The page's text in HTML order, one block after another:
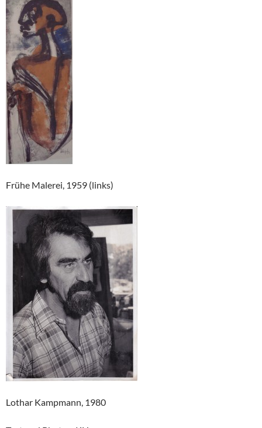
Frühe Malerei, 1959 (links)
Lothar Kampmann, 1980